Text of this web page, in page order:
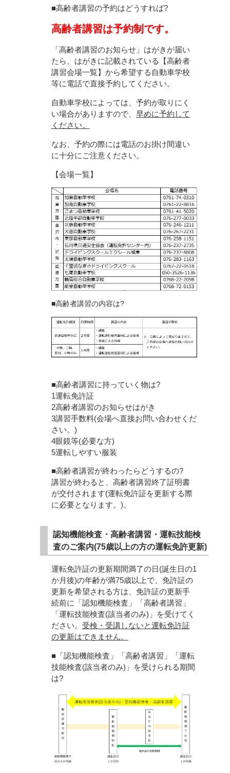
■高齢者講習の予約はどうすれば?
高齢者講習は予約制です。
「高齢者講習のお知らせ」はがきが届い
たら、はがきに記載されている【高齢者
講習会場一覧】から希望する自動車学校
等に電話で直接予約してください。
自動車学校によっては、予約が取りにく
い場合がありますので、 早めに予約して
ください。
なお、予約の際には電話のお掛け間違い
に十分にご注意ください。
【会場一覧】
■高齢者講習の内容は?
■高齢者講習に持っていく物は?
1運転免許証
2高齢者講習のお知らせはがき
3講習手数料(会場へ直接お問い合わせくだ
さい。)
4眼鏡等(必要な方)
5運転しやすい服装
■高齢者講習が終わったらどうするの?
講習が終わると、高齢者講習終了証明書
が交付されます(運転免許証を更新する際
に必要となります。)。
認知機能検査・高齢者講習・運転技能検
査のご案内(75歳以上の方の運転免許更新)
運転免許証の更新期間満了の日(誕生日の1
か月後)の年齢が満75歳以上で、免許証の
更新を希望される方は、免許証の更新手
続前に「認知機能検査」「高齢者講習」
「運転技能検査(該当者のみ)」を受けてく
ださい。 受検・受講しないと運転免許証
の更新はできません。
■「認知機能検査」「高齢者講習」「運転
技能検査(該当者のみ)」を受けられる期間
は?